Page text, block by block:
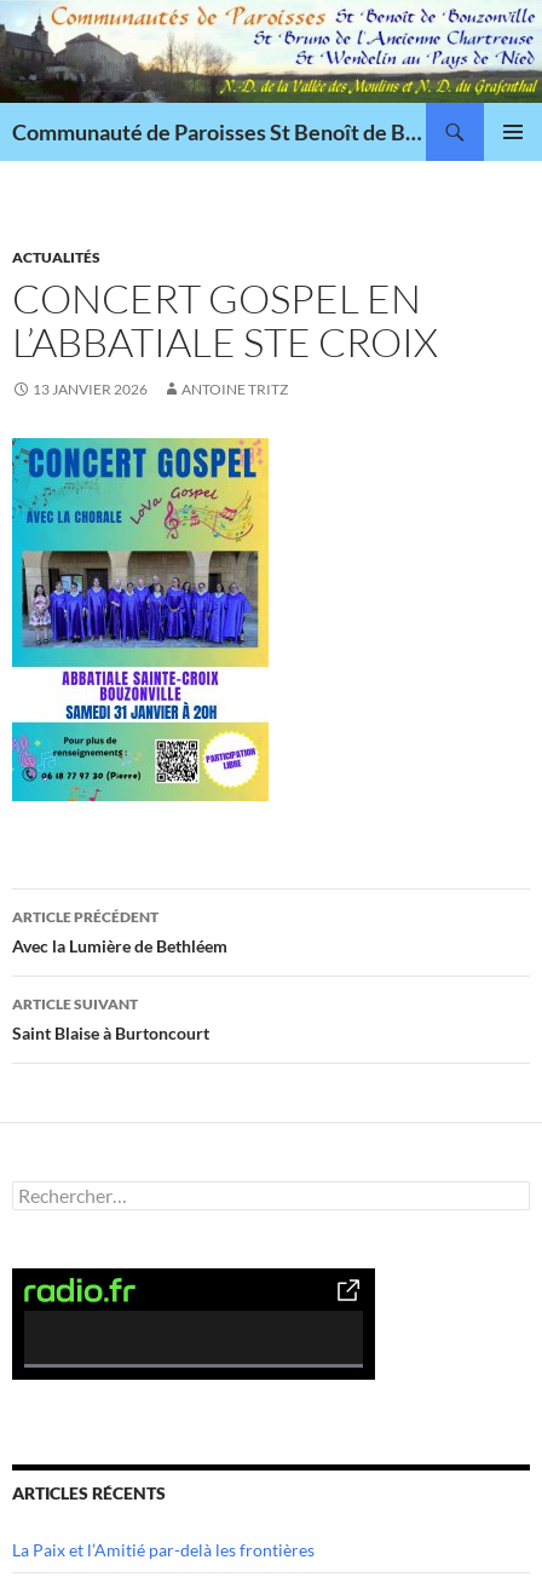
Aller
au
contenu
Communauté de Paroisses St Benoît de Bouzonville
ACTUALITÉS
CONCERT GOSPEL EN
L’ABBATIALE STE CROIX
13 JANVIER 2026 ANTOINE TRITZ
Navigation
des
articles
ARTICLE PRÉCÉDENT
Avec la Lumière de Bethléem
ARTICLE SUIVANT
Saint Blaise à Burtoncourt
Rechercher :
0
e
ARTICLES RÉCENTS
La Paix et l’Amitié par-delà les frontières